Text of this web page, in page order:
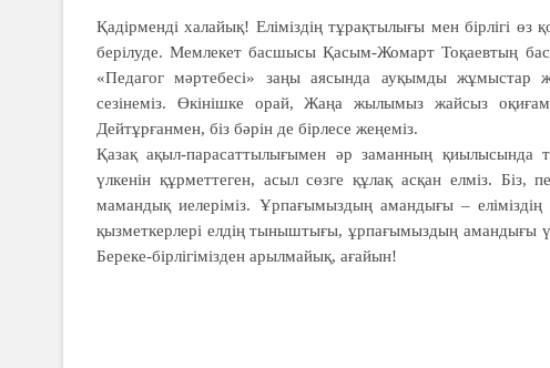
Қадірменді халайық! Еліміздің тұрақтылығы мен бірлігі өз
берілуде. Мемлекет басшысы Қасым-Жомарт Тоқаевтың
«Педагог мәртебесі» заңы аясында ауқымды жұмыстар
сезінеміз. Өкінішке орай, Жаңа жылымыз жайсыз
Дейтұрғанмен, біз бәрін де бірлесе жеңеміз.
Қазақ ақыл-парасаттылығымен әр заманның қиылысында
үлкенін құрметтеген, асыл сөзге құлақ асқан елміз. Біз,
мамандық иелеріміз. Ұрпағымыздың амандығы –
қызметкерлері елдің тыныштығы, ұрпағымыздың амандығы
Береке-бірлігімізден арылмайық, ағайын!